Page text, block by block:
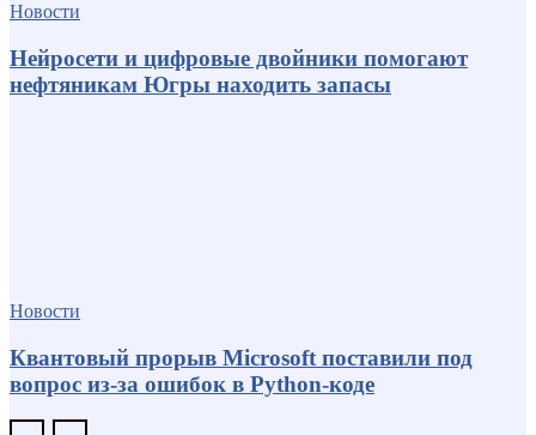
Новости
Нейросети и цифровые двойники помогают
нефтяникам Югры находить запасы
Новости
Квантовый прорыв Microsoft поставили под
вопрос из-за ошибок в Python-коде